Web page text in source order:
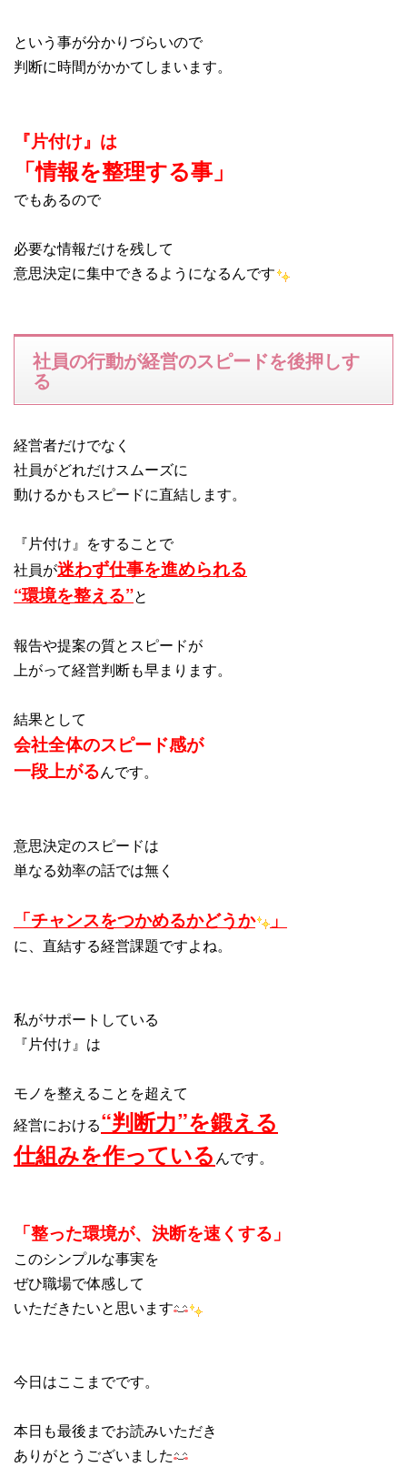
という事が分かりづらいので
判断に時間がかかてしまいます。
『片付け』は
「情報を整理する事」
でもあるので
必要な情報だけを残して
意思決定に集中できるようになるんです
社員の行動が経営のスピードを後押しす
る
経営者だけでなく
社員がどれだけスムーズに
動けるかもスピードに直結します。
『片付け』をすることで
社員が迷わず仕事を進められる
“環境を整える”と
報告や提案の質とスピードが
上がって経営判断も早まります。
結果として
会社全体のスピード感が
一段上がるんです。
意思決定のスピードは
単なる効率の話では無く
「チャンスをつかめるかどうか 」
に、直結する経営課題ですよね。
私がサポートしている
『片付け』は
モノを整えることを超えて
経営における“判断力”を鍛える
仕組みを作っているんです。
「整った環境が、決断を速くする」
このシンプルな事実を
ぜひ職場で体感して
いただきたいと思います
今日はここまでです。
本日も最後までお読みいただき
ありがとうございました